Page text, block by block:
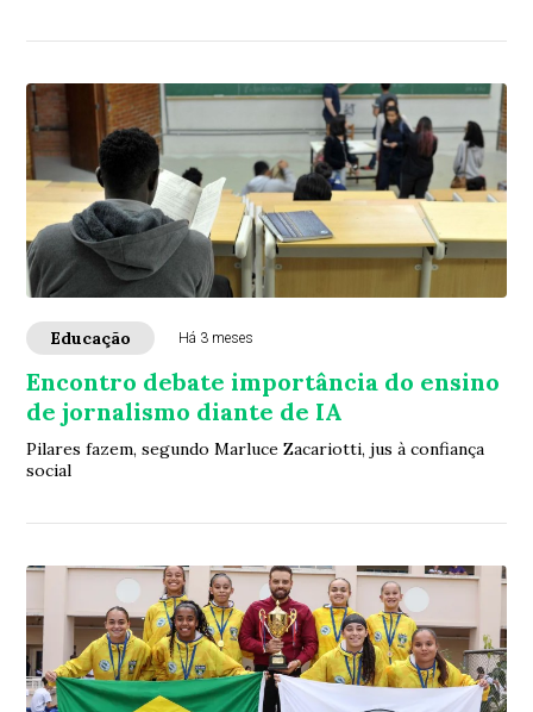
Educação Há 3 meses
Encontro debate importância do ensino
de jornalismo diante de IA
Pilares fazem, segundo Marluce Zacariotti, jus à confiança
social